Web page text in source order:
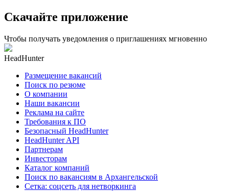
Скачайте приложение
Чтобы получать уведомления о приглашениях мгновенно
HeadHunter
Размещение вакансий
Поиск по резюме
О компании
Наши вакансии
Реклама на сайте
Требования к ПО
Безопасный HeadHunter
HeadHunter API
Партнерам
Инвесторам
Каталог компаний
Поиск по вакансиям в Архангельской
Сетка: соцсеть для нетворкинга